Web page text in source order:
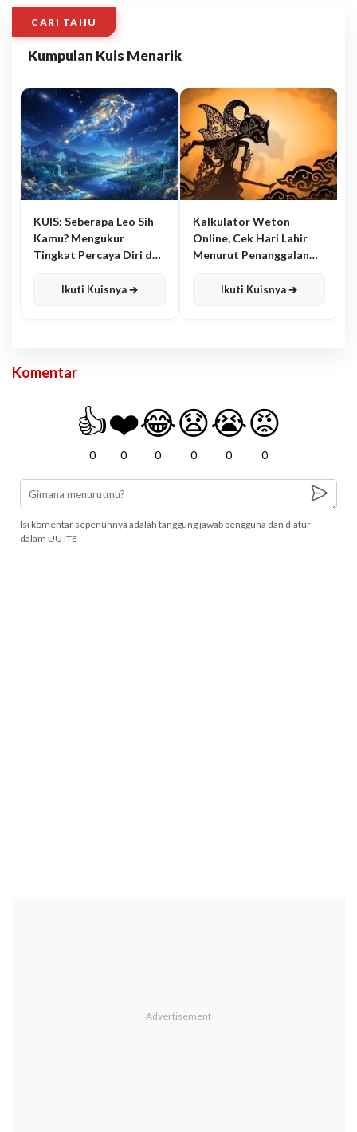
CARI TAHU
Kumpulan Kuis Menarik
KUIS: Seberapa Leo Sih
Kamu? Mengukur
Tingkat Percaya Diri dan
Ikuti Kuisnya ➔
Kalkulator Weton
Online, Cek Hari Lahir
Menurut Penanggalan
Ikuti Kuisnya ➔
Komentar
👍
0
❤️
0
😂
0
😧
0
😭
0
😡
0
Isi komentar sepenuhnya adalah tanggung jawab pengguna dan diatur
dalam UU ITE